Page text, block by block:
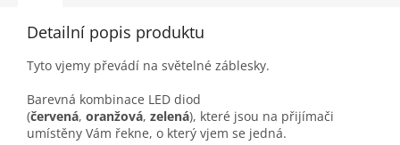
Detailní popis produktu
Tyto vjemy převádí na světelné záblesky.
Barevná kombinace LED diod
(červená, oranžová, zelená), které jsou na přijímači
umístěny Vám řekne, o který vjem se jedná.